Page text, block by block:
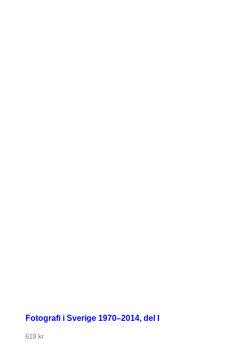
Fotografi i Sverige 1970–2014, del I
619 kr